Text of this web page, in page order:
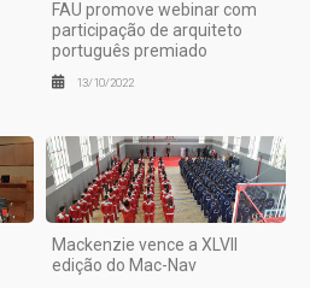
FAU promove webinar com
participação de arquiteto
português premiado
13/10/2022
Mackenzie vence a XLVII
edição do Mac-Nav